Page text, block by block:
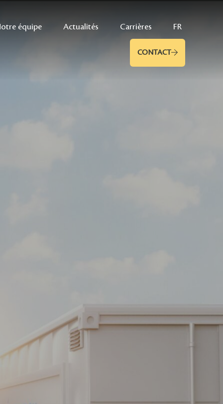
équipe Actualités Carrières FR
CONTACT